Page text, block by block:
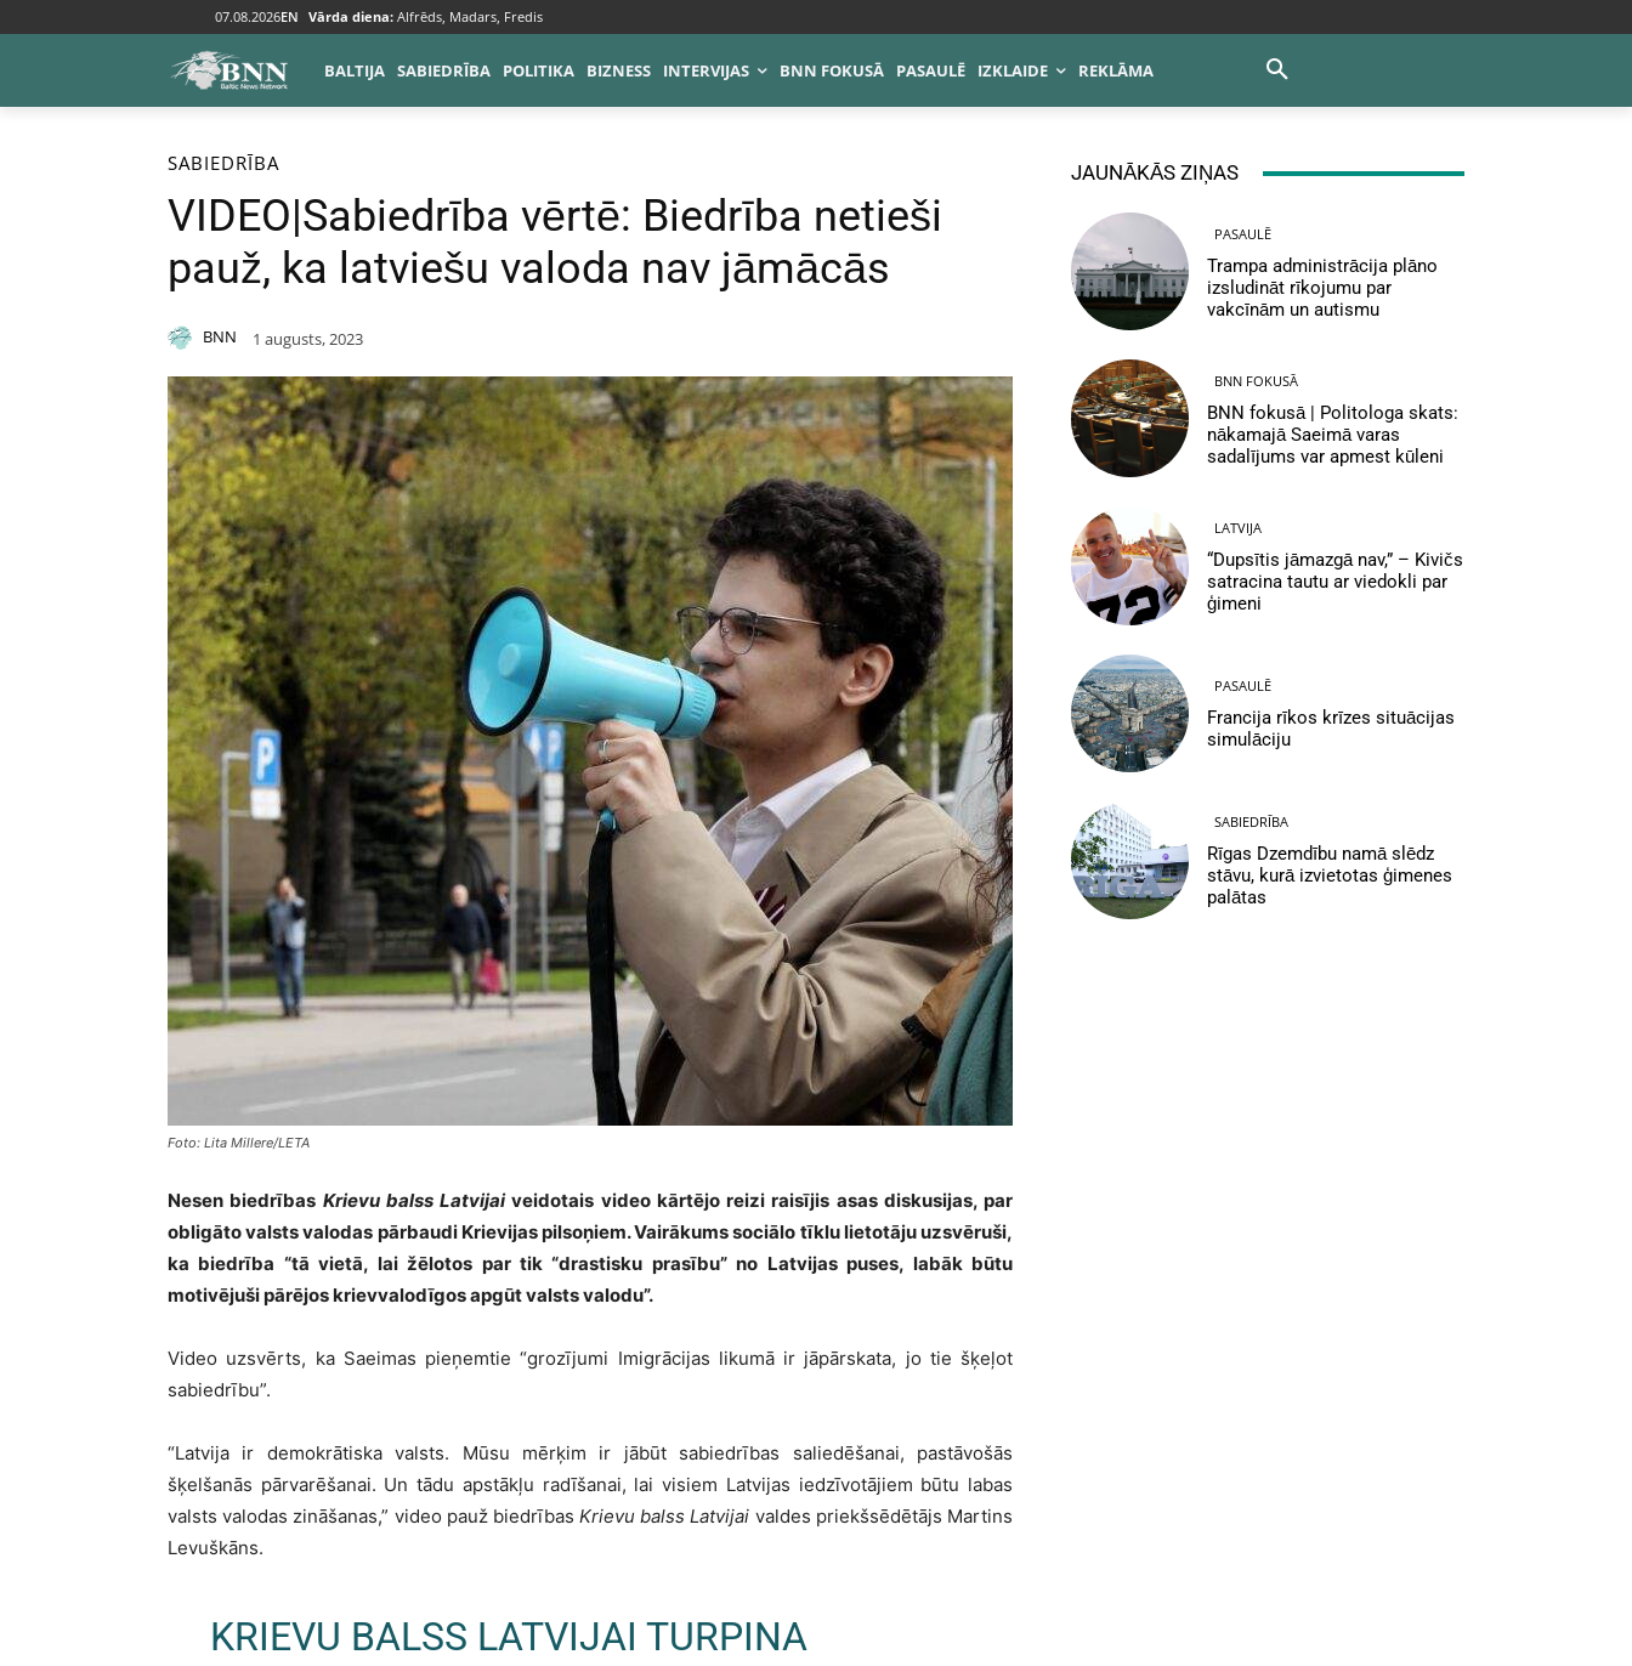
07.08.2026EN Vārda diena: Alfrēds, Madars, Fredis
BALTIJA SABIEDRĪBA POLITIKA BIZNESS INTERVIJAS BNN FOKUSĀ PASAULĒ IZKLAIDE REKLĀMA
Sākums Sabiedrība
SABIEDRĪBA
VIDEO|Sabiedrība vērtē: Biedrība netieši
pauž, ka latviešu valoda nav jāmācās
BNN 1 augusts, 2023
Foto: Lita Millere/LETA
Nesen biedrības Krievu balss Latvijaiveidotais video kārtējo reizi raisījis asas diskusijas, par
obligāto valsts valodas pārbaudi Krievijas pilsoņiem. Vairākums sociālo tīklu lietotāju uzsvēruši,
ka biedrība “tā vietā, lai žēlotos par tik “drastisku prasību” no Latvijas puses, labāk būtu
motivējuši pārējos krievvalodīgos apgūt valsts valodu”.
Video uzsvērts, ka Saeimas pieņemtie “grozījumi Imigrācijas likumā ir jāpārskata, jo tie šķeļot
sabiedrību”.
“Latvija ir demokrātiska valsts. Mūsu mērķim ir jābūt sabiedrības saliedēšanai, pastāvošās
šķelšanās pārvarēšanai. Un tādu apstākļu radīšanai, lai visiem Latvijas iedzīvotājiem būtu labas
valsts valodas zināšanas,” video pauž biedrībasKrievu balss Latvijai valdes priekšsēdētājs Martins
Levuškāns.
KRIEVU BALSS LATVIJAI TURPINA
JAUNĀKĀS ZIŅAS
PASAULĒ
Trampa administrācija plāno
izsludināt rīkojumu par
vakcīnām un autismu
BNN FOKUSĀ
BNN fokusā | Politologa skats:
nākamajā Saeimā varas
sadalījums var apmest kūleni
LATVIJA
“Dupsītis jāmazgā nav,” – Kivičs
satracina tautu ar viedokli par
ģimeni
PASAULĒ
Francija rīkos krīzes situācijas
simulāciju
SABIEDRĪBA
Rīgas Dzemdību namā slēdz
stāvu, kurā izvietotas ģimenes
palātas